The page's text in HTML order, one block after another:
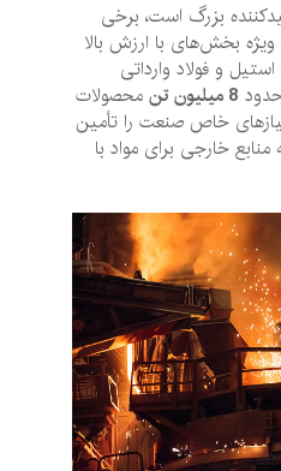
بزرگ است، برخی
با ارزش بالا
فولاد وارداتی
میلیون تنمحصولات
خاص صنعت را تأمین
برای مواد با